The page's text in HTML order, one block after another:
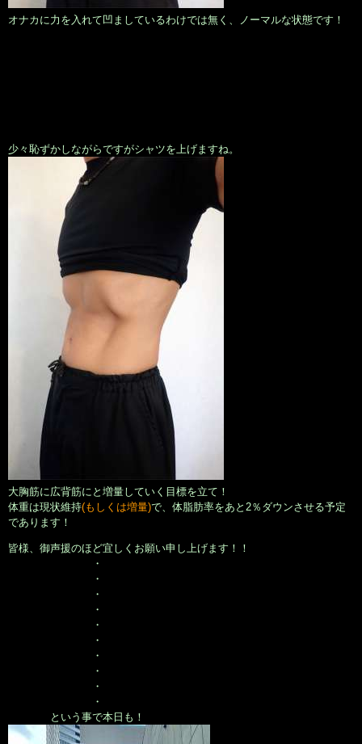
オナカに力を入れて凹ましているわけでは無く、ノーマルな状態です！
少々恥ずかしながらですがシャツを上げますね。
大胸筋に広背筋にと増量していく目標を立て！
体重は現状維持(もしくは増量)で、体脂肪率をあと2％ダウンさせる予定
であります！
皆様、御声援のほど宜しくお願い申し上げます！！
・
・
・
・
・
・
・
・
・
・
という事で本日も！